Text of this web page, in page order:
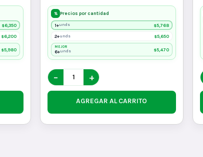
$6,350
$6,200
$5,980
% Precios por cantidad
1+unds $5,768
2+unds $5,650
MEJOR
6+unds $5,470
− +
AGREGAR AL CARRITO